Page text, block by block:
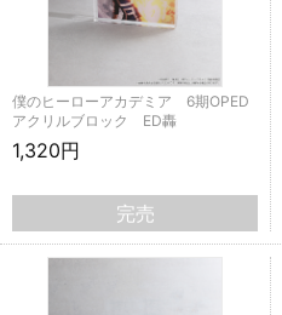
僕のヒーローアカデミア 6期OPED
アクリルブロック ED轟
1,320円
完売